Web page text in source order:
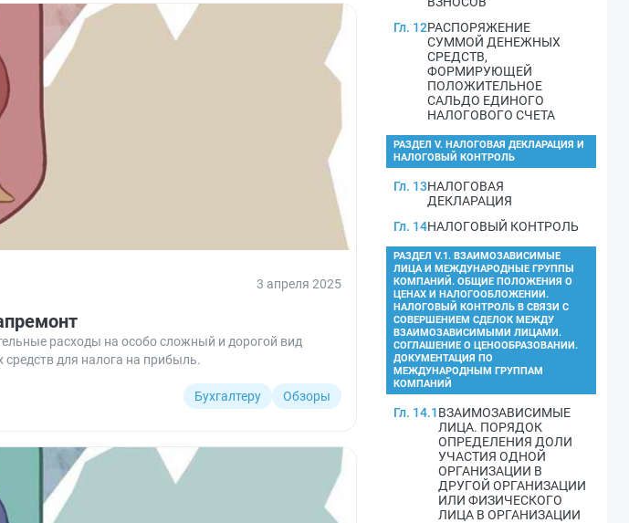
3 апреля 2025
расходы на особо сложный и дорогой вид
для налога на прибыль.
Бухгалтеру Обзоры
Гл. 12РАСПОРЯЖЕНИЕ
СУММОЙ ДЕНЕЖНЫХ
СРЕДСТВ,
ФОРМИРУЮЩЕЙ
ПОЛОЖИТЕЛЬНОЕ
САЛЬДО ЕДИНОГО
НАЛОГОВОГО СЧЕТА
РАЗДЕЛ V. НАЛОГОВАЯ ДЕКЛАРАЦИЯ И
НАЛОГОВЫЙ КОНТРОЛЬ
Гл. 13НАЛОГОВАЯ
ДЕКЛАРАЦИЯ
Гл. 14НАЛОГОВЫЙ КОНТРОЛЬ
РАЗДЕЛ V.1. ВЗАИМОЗАВИСИМЫЕ
ЛИЦА И МЕЖДУНАРОДНЫЕ ГРУППЫ
КОМПАНИЙ. ОБЩИЕ ПОЛОЖЕНИЯ О
ЦЕНАХ И НАЛОГООБЛОЖЕНИИ.
НАЛОГОВЫЙ КОНТРОЛЬ В СВЯЗИ С
СОВЕРШЕНИЕМ СДЕЛОК МЕЖДУ
ВЗАИМОЗАВИСИМЫМИ ЛИЦАМИ.
СОГЛАШЕНИЕ О ЦЕНООБРАЗОВАНИИ.
ДОКУМЕНТАЦИЯ ПО
МЕЖДУНАРОДНЫМ ГРУППАМ
КОМПАНИЙ
Гл. 14.1ВЗАИМОЗАВИСИМЫЕ
ЛИЦА. ПОРЯДОК
ОПРЕДЕЛЕНИЯ ДОЛИ
УЧАСТИЯ ОДНОЙ
ОРГАНИЗАЦИИ В
ДРУГОЙ ОРГАНИЗАЦИИ
ИЛИ ФИЗИЧЕСКОГО
ЛИЦА В ОРГАНИЗАЦИИ